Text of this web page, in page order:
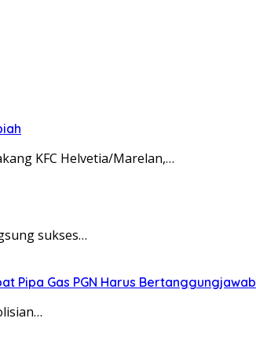
KFC Helvetia/Marelan,…
sukses…
Pipa Gas PGN Harus Bertanggungjawab